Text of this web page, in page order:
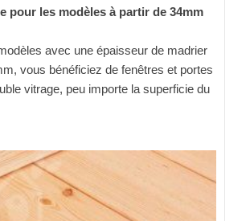
pour les modèles à partir de 34mm
avec une épaisseur de madrier
vous bénéficiez de fenêtres et portes
vitrage, peu importe la superficie du